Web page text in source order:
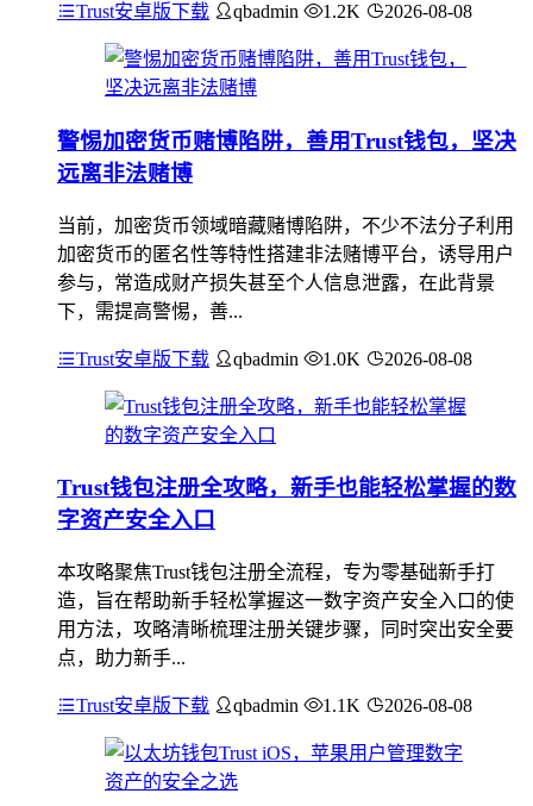
Trust安卓版下载 qbadmin 1.2K 2026-08-08
警惕加密货币赌博陷阱，善用Trust钱包，坚决
远离非法赌博
当前，加密货币领域暗藏赌博陷阱，不少不法分子利用
加密货币的匿名性等特性搭建非法赌博平台，诱导用户
参与，常造成财产损失甚至个人信息泄露，在此背景
下，需提高警惕，善...
Trust安卓版下载 qbadmin 1.0K 2026-08-08
Trust钱包注册全攻略，新手也能轻松掌握的数
字资产安全入口
本攻略聚焦Trust钱包注册全流程，专为零基础新手打
造，旨在帮助新手轻松掌握这一数字资产安全入口的使
用方法，攻略清晰梳理注册关键步骤，同时突出安全要
点，助力新手...
Trust安卓版下载 qbadmin 1.1K 2026-08-08